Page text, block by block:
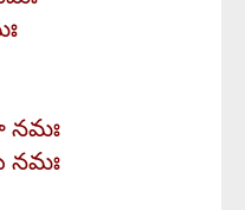
నమః
నమః